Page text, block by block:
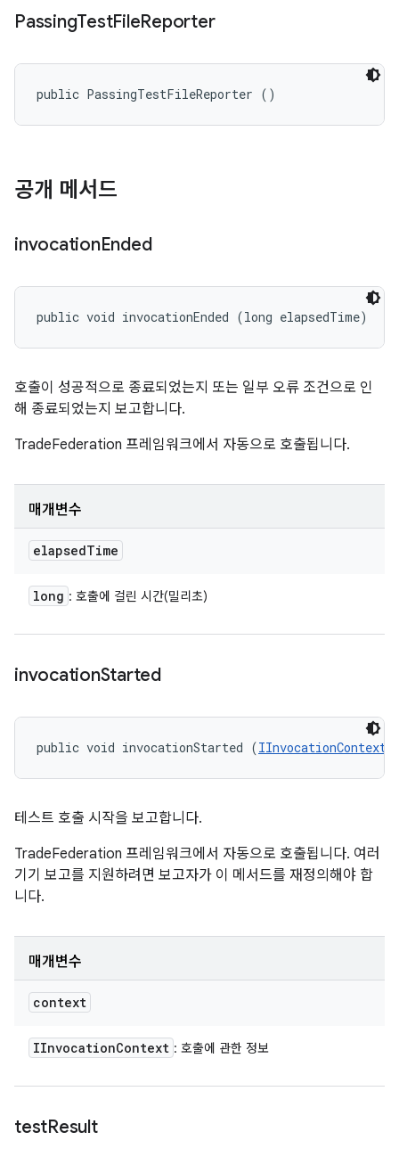
PassingTestFileReporter
public PassingTestFileReporter ()
공개 메서드
invocationEnded
public void invocationEnded (long elapsedTime)
호출이 성공적으로 종료되었는지 또는 일부 오류 조건으로 인
해 종료되었는지 보고합니다.
TradeFederation 프레임워크에서 자동으로 호출됩니다.
매개변수
elapsedTime
long : 호출에 걸린 시간(밀리초)
invocationStarted
public void invocationStarted (IInvocationContext
테스트 호출 시작을 보고합니다.
TradeFederation 프레임워크에서 자동으로 호출됩니다. 여러
기기 보고를 지원하려면 보고자가 이 메서드를 재정의해야 합
니다.
매개변수
context
IInvocationContext : 호출에 관한 정보
testResult